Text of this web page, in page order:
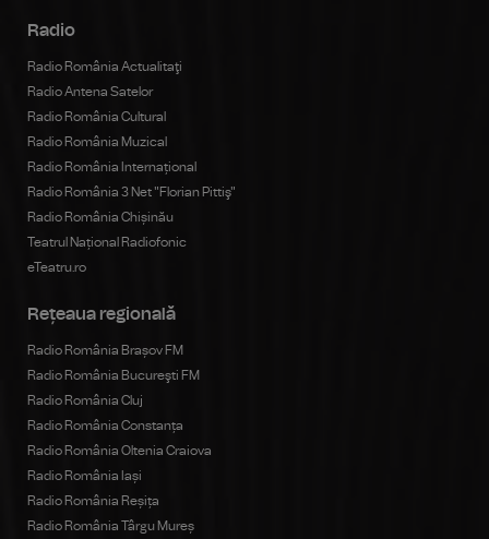
Radio
Radio România Actualitaţi
Radio Antena Satelor
Radio România Cultural
Radio România Muzical
Radio România Internațional
Radio România 3 Net "Florian Pittiş"
Radio România Chișinău
Teatrul Național Radiofonic
eTeatru.ro
Rețeaua regională
Radio România Brașov FM
Radio România Bucureşti FM
Radio România Cluj
Radio România Constanța
Radio România Oltenia Craiova
Radio România Iași
Radio România Reșița
Radio România Târgu Mureș